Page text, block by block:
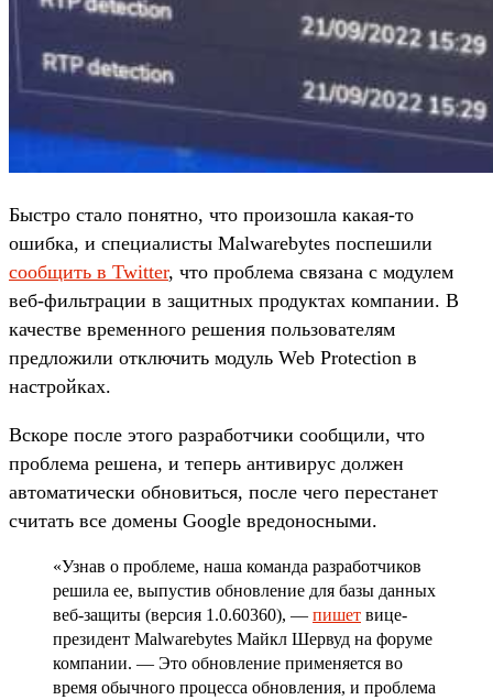
Быстро стало понятно, что произошла какая-то
ошибка, и специалисты Malwarebytes поспешили
сообщить в Twitter, что проблема связана с модулем
веб-фильтрации в защитных продуктах компании. В
качестве временного решения пользователям
предложили отключить модуль Web Protection в
настройках.
Вскоре после этого разработчики сообщили, что
проблема решена, и теперь антивирус должен
автоматически обновиться, после чего перестанет
считать все домены Google вредоносными.
«Узнав о проблеме, наша команда разработчиков
решила ее, выпустив обновление для базы данных
веб-защиты (версия 1.0.60360), — пишет вице-
президент Malwarebytes Майкл Шервуд на форуме
компании. — Это обновление применяется во
время обычного процесса обновления, и проблема